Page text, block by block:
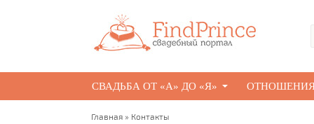
СВАДЬБА ОТ «А» ДО «Я»
Главная » Контакты